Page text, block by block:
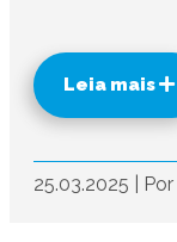
Leia mais
25.03.2025 Por